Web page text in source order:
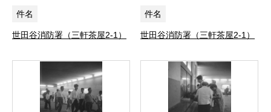
件名
世田谷消防署（三軒茶屋2-1）
件名
世田谷消防署（三軒茶屋2-1）